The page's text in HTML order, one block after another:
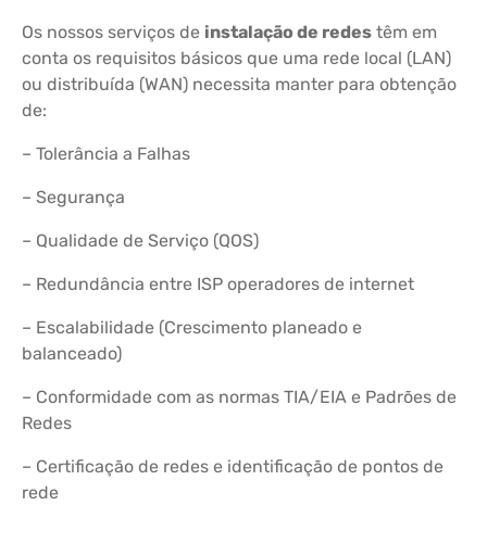
Os nossos serviços de instalação de redes têm em
conta os requisitos básicos que uma rede local (LAN)
ou distribuída (WAN) necessita manter para obtenção
de:
– Tolerância a Falhas
– Segurança
– Qualidade de Serviço (QOS)
– Redundância entre ISP operadores de internet
– Escalabilidade (Crescimento planeado e
balanceado)
– Conformidade com as normas TIA/EIA e Padrões de
Redes
– Certificação de redes e identificação de pontos de
rede